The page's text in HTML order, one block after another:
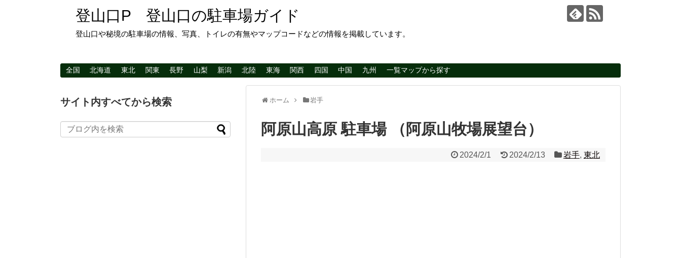
登山口P 登山口の駐車場ガイド
登山口や秘境の駐車場の情報、写真、トイレの有無やマップコードなどの情報を掲載しています。
全国 北海道 東北 関東 長野 山梨 新潟 北陸 東海 関西 四国 中国 九州 一覧マップから探す
ホーム 岩手
阿原山高原 駐車場 （阿原山牧場展望台）
2024/2/1 2024/2/13 岩手, 東北
サイト内すべてから検索